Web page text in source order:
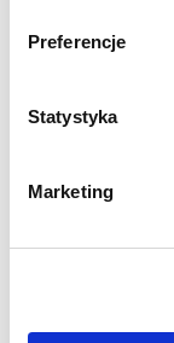
Preferencje
Statystyka
Marketing